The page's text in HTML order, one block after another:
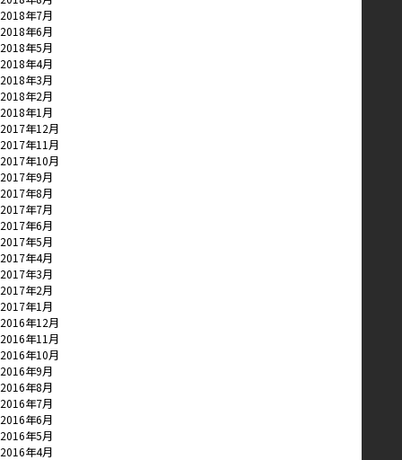
2018年7月
2018年6月
2018年5月
2018年4月
2018年3月
2018年2月
2018年1月
2017年12月
2017年11月
2017年10月
2017年9月
2017年8月
2017年7月
2017年6月
2017年5月
2017年4月
2017年3月
2017年2月
2017年1月
2016年12月
2016年11月
2016年10月
2016年9月
2016年8月
2016年7月
2016年6月
2016年5月
2016年4月